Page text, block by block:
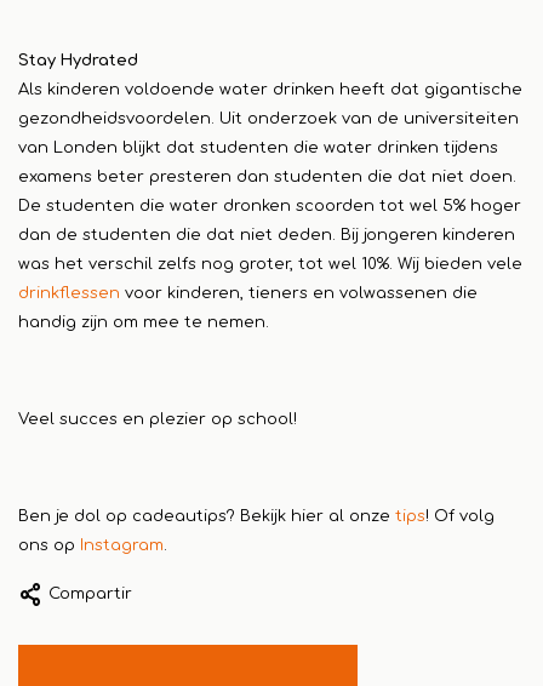
Stay Hydrated
Als kinderen voldoende water drinken heeft dat gigantische
gezondheidsvoordelen. Uit onderzoek van de universiteiten
van Londen blijkt dat studenten die water drinken tijdens
examens beter presteren dan studenten die dat niet doen.
De studenten die water dronken scoorden tot wel 5% hoger
dan de studenten die dat niet deden. Bij jongeren kinderen
was het verschil zelfs nog groter, tot wel 10%. Wij bieden vele
drinkflessen voor kinderen, tieners en volwassenen die
handig zijn om mee te nemen.
Veel succes en plezier op school!
Ben je dol op cadeautips? Bekijk hier al onze tips! Of volg
ons op Instagram.
Compartir